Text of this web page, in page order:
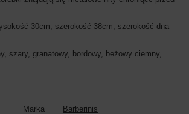
30cm, szerokość 38cm, szerokość dna
szary, granatowy, bordowy, beżowy ciemny,
Marka Barberinis